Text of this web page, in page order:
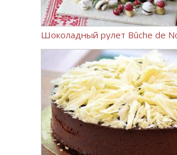
Шоколадный рулет Bûche de